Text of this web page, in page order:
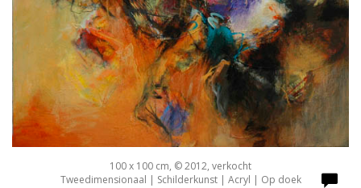
100 x 100 cm, © 2012, verkocht
Tweedimensionaal | Schilderkunst | Acryl | Op doek